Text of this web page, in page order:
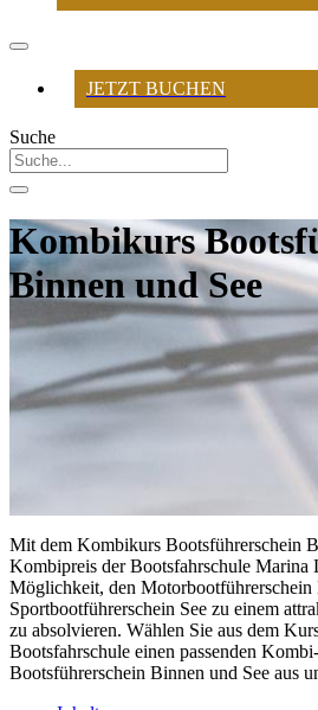
JETZT BUCHEN
Suche
Kombikurs
Binnen und See
Mit dem Kombikurs Bootsführerschein
Kombipreis der Bootsfahrschule Marina
Möglichkeit, den Motorbootführerschein
Sportbootführerschein See zu einem
zu absolvieren. Wählen Sie aus dem
Bootsfahrschule einen passenden
Bootsführerschein Binnen und See aus